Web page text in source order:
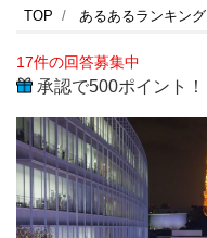
東
京
の
お
す
す
め
TOP あるあるランキング
17件の回答募集中
承認で500ポイント！